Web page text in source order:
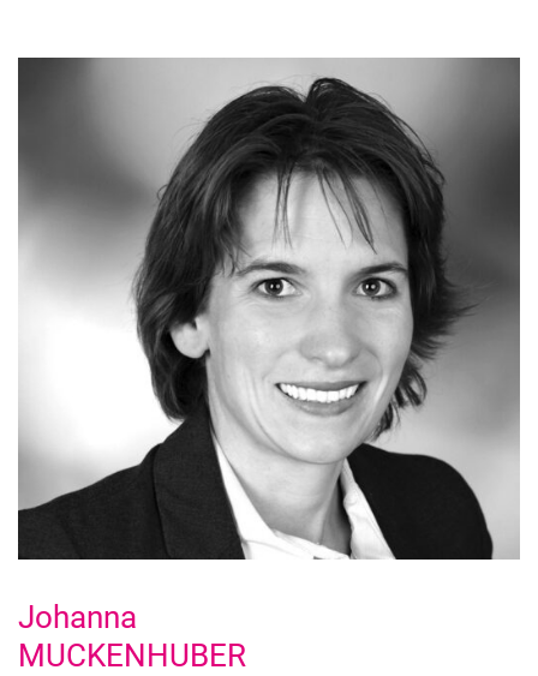
Johanna
MUCKENHUBER